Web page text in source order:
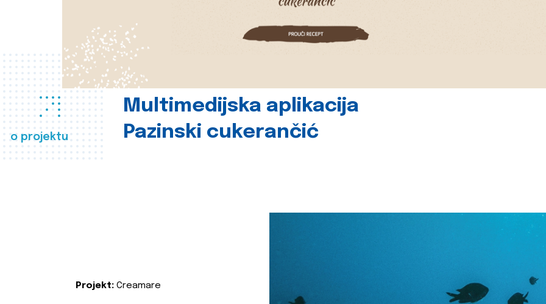
o projektu
Multimedijska aplikacija
Pazinski cukerančić
Projekt: Creamare